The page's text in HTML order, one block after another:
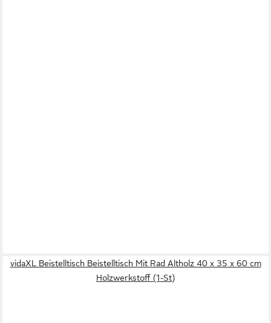
vidaXL Beistelltisch Beistelltisch Mit Rad Altholz 40 x 35 x 60 cm
Holzwerkstoff (1-St)